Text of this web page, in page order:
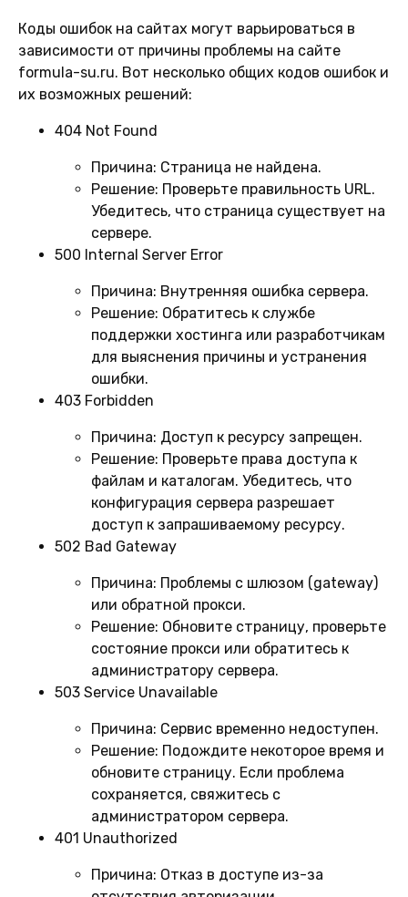
Коды ошибок на сайтах могут варьироваться в
зависимости от причины проблемы на сайте
formula-su.ru. Вот несколько общих кодов ошибок и
их возможных решений:
404 Not Found
Причина: Страница не найдена.
Решение: Проверьте правильность URL.
Убедитесь, что страница существует на
сервере.
500 Internal Server Error
Причина: Внутренняя ошибка сервера.
Решение: Обратитесь к службе
поддержки хостинга или разработчикам
для выяснения причины и устранения
ошибки.
403 Forbidden
Причина: Доступ к ресурсу запрещен.
Решение: Проверьте права доступа к
файлам и каталогам. Убедитесь, что
конфигурация сервера разрешает
доступ к запрашиваемому ресурсу.
502 Bad Gateway
Причина: Проблемы с шлюзом (gateway)
или обратной прокси.
Решение: Обновите страницу, проверьте
состояние прокси или обратитесь к
администратору сервера.
503 Service Unavailable
Причина: Сервис временно недоступен.
Решение: Подождите некоторое время и
обновите страницу. Если проблема
сохраняется, свяжитесь с
администратором сервера.
401 Unauthorized
Причина: Отказ в доступе из-за